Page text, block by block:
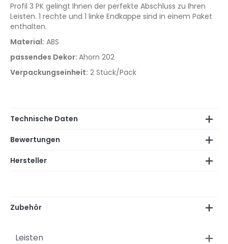
Profil 3 PK gelingt Ihnen der perfekte Abschluss zu Ihren
Leisten. 1 rechte und 1 linke Endkappe sind in einem Paket
enthalten.
Material: ABS
passendes Dekor: Ahorn 202
Verpackungseinheit: 2 Stück/Pack
Technische Daten
Bewertungen
Hersteller
Zubehör
Leisten